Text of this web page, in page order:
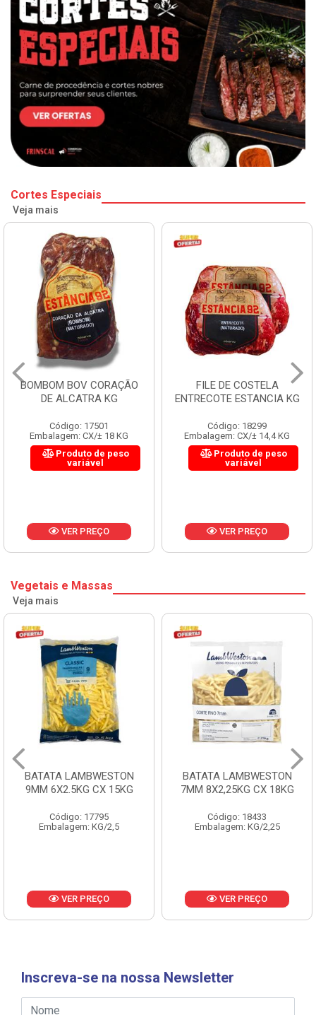
Cortes Especiais
Veja mais
BOMBOM BOV CORAÇÃO
DE ALCATRA KG
Código: 17501
Embalagem: CX/± 18 KG
Produto de peso
variável
VER PREÇO
FILE DE COSTELA
ENTRECOTE ESTANCIA KG
Código: 18299
Embalagem: CX/± 14,4 KG
Produto de peso
variável
VER PREÇO
Vegetais e Massas
Veja mais
BATATA LAMBWESTON
9MM 6X2.5KG CX 15KG
Código: 17795
Embalagem: KG/2,5
VER PREÇO
BATATA LAMBWESTON
7MM 8X2,25KG CX 18KG
Código: 18433
Embalagem: KG/2,25
VER PREÇO
Inscreva-se na nossa Newsletter